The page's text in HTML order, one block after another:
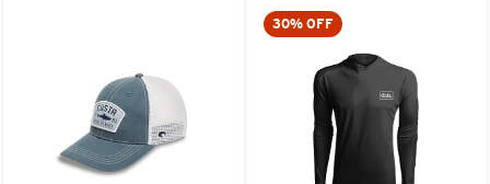
30% OFF